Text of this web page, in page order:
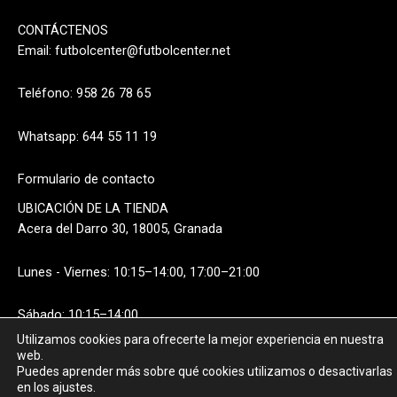
CONTÁCTENOS
Email: futbolcenter@futbolcenter.net
Teléfono: 958 26 78 65
Whatsapp: 644 55 11 19
Formulario de contacto
UBICACIÓN DE LA TIENDA
Acera del Darro 30, 18005, Granada
Lunes - Viernes: 10:15–14:00, 17:00–21:00
Sábado: 10:15–14:00
Utilizamos cookies para ofrecerte la mejor experiencia en nuestra
web.
Puedes aprender más sobre qué cookies utilizamos o desactivarlas
en los ajustes.